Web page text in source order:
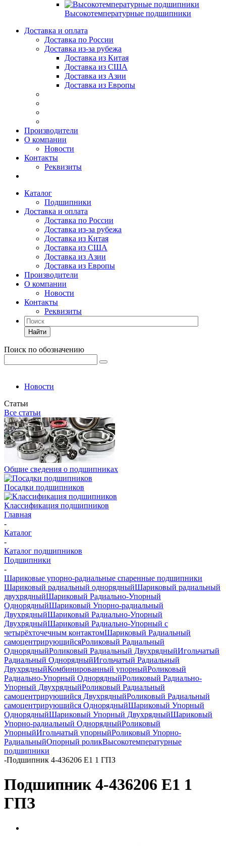
Высокотемпературные подшипники
Доставка и оплата
Доставка по России
Доставка из-за рубежа
Доставка из Китая
Доставка из США
Доставка из Азии
Доставка из Европы
Производители
О компании
Новости
Контакты
Реквизиты
Каталог
Подшипники
Доставка и оплата
Доставка по России
Доставка из-за рубежа
Доставка из Китая
Доставка из США
Доставка из Азии
Доставка из Европы
Производители
О компании
Новости
Контакты
Реквизиты
Найти
Поиск по обозначению
Новости
Статьи
Все статьи
Общие сведения о подшипниках
Посадки подшипников
Классификация подшипников
Главная
-
Каталог
-
Каталог подшипников
Подшипники
-
Шариковые упорно-радиальные спаренные подшипники
Шариковый радиальный однорядныйШариковый радиальный
двухрядныйШариковый Радиально-Упорный
ОднорядныйШариковый Упорно-радиальный
ДвухрядныйШариковый Радиально-Упорный
ДвухрядныйШариковый Радиально-Упорный с
четырёхточечным контактомШариковый Радиальный
самоцентрирующийсяРоликовый Радиальный
ОднорядныйРоликовый Радиальный ДвухрядныйИгольчатый
Радиальный ОднорядныйИгольчатый Радиальный
ДвухрядныйКомбинированный упорныйРоликовый
Радиально-Упорный ОднорядныйРоликовый Радиально-
Упорный ДвухрядныйРоликовый Радиальный
самоцентрирующийся ДвухрядныйРоликовый Радиальный
самоцентрирующийся ОднорядныйШариковый Упорный
ОднорядныйШариковый Упорный ДвухрядныйШариковый
Упорно-радиальный ОднорядныйРоликовый
УпорныйИгольчатый упорныйРоликовый Упорно-
РадиальныйОпорный роликВысокотемпературные
подшипники
-Подшипник 4-436206 Е1 1 ГПЗ
Подшипник 4-436206 Е1 1
ГПЗ